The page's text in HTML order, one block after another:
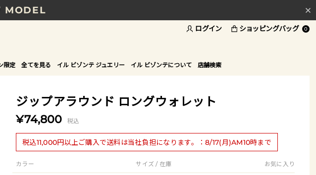
MODEL
円以上で送料無料
新しいギフトガイド
ログイン ショッピングバッグ 0
限定 全てを見る イル ビゾンテ ジュエリー イル ビゾンテについて 店舗検索
ジップアラウンド ロングウォレット
¥74,800 税込
税込11,000円以上ご購入で送料は当社負担になります。：8/17(月)AM10時まで
カラー サイズ / 在庫 お気に入り